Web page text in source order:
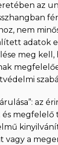
az
nem
adatok
meg kell,
az
megfelelő
vagy a